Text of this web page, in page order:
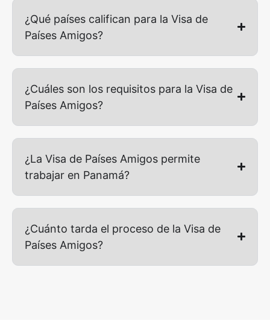
¿Qué países califican para la Visa de
Países Amigos?
¿Cuáles son los requisitos para la Visa de
Países Amigos?
¿La Visa de Países Amigos permite
trabajar en Panamá?
¿Cuánto tarda el proceso de la Visa de
Países Amigos?